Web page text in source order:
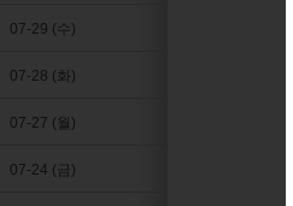
07-29 (수)
07-28 (화)
07-27 (월)
07-24 (금)